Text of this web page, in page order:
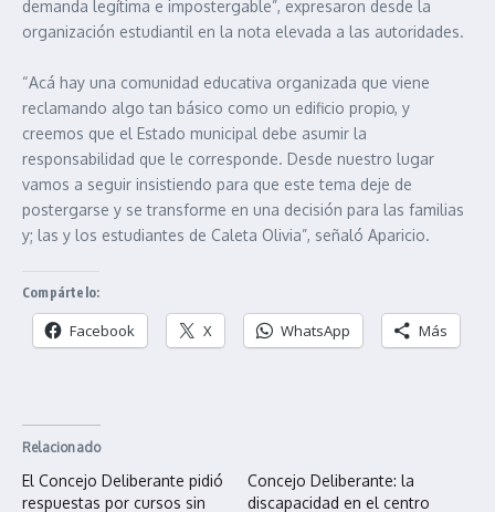
demanda legítima e impostergable”, expresaron desde la
organización estudiantil en la nota elevada a las autoridades.
“Acá hay una comunidad educativa organizada que viene
reclamando algo tan básico como un edificio propio, y
creemos que el Estado municipal debe asumir la
responsabilidad que le corresponde. Desde nuestro lugar
vamos a seguir insistiendo para que este tema deje de
postergarse y se transforme en una decisión para las familias
y; las y los estudiantes de Caleta Olivia”, señaló Aparicio.
Compártelo:
Facebook X WhatsApp Más
Relacionado
El Concejo Deliberante pidió
respuestas por cursos sin
Concejo Deliberante: la
discapacidad en el centro